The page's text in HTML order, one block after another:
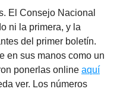
El Consejo Nacional
ni la primera, y la
del primer boletín.
en sus manos como un
ponerlas online aquí
ver. Los números